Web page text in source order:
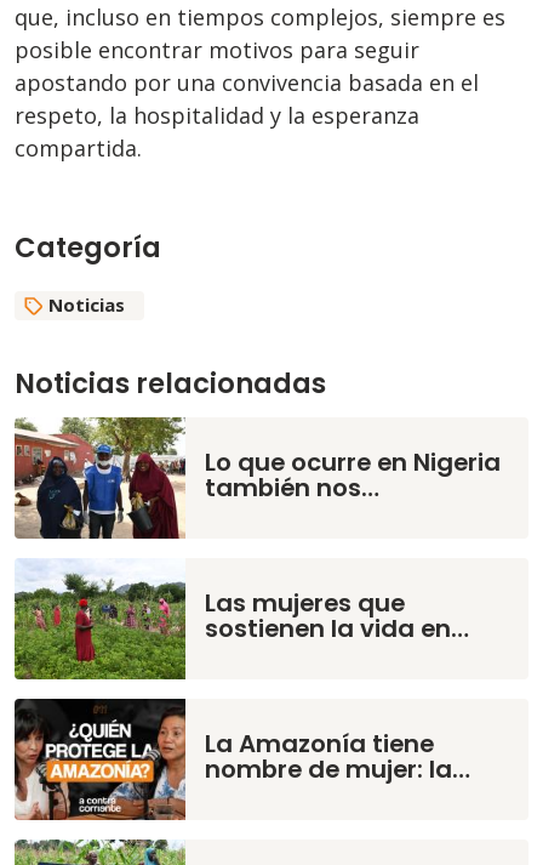
que, incluso en tiempos complejos, siempre es
posible encontrar motivos para seguir
apostando por una convivencia basada en el
respeto, la hospitalidad y la esperanza
compartida.
Categoría
Noticias
Noticias relacionadas
Lo que ocurre en Nigeria
también nos…
Las mujeres que
sostienen la vida en…
La Amazonía tiene
nombre de mujer: la…